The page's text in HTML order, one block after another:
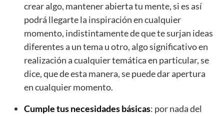
crear algo, mantener abierta tu mente, si es así
podrá llegarte la inspiración en cualquier
momento, indistintamente de que te surjan ideas
diferentes a un tema u otro, algo significativo en
realización a cualquier temática en particular, se
dice, que de esta manera, se puede dar apertura
en cualquier momento.
Cumple tus necesidades básicas: por nada del